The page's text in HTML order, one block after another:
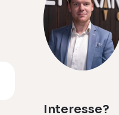
Interesse?